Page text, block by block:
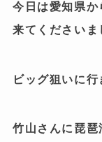
今日は愛知県
来てくださいま
ビッグ狙いに
竹山さんに琵